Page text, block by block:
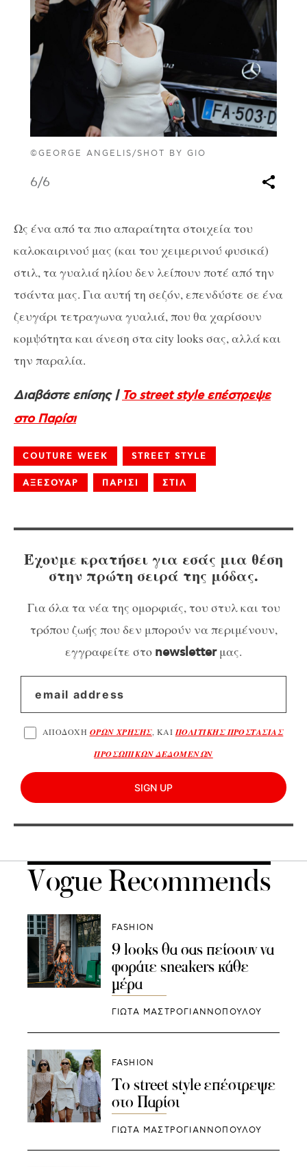
©GEORGE ANGELIS/SHOT BY GIO
6/6
Ως ένα από τα πιο απαραίτητα στοιχεία του
καλοκαιρινού μας (και του χειμερινού φυσικά)
στιλ, τα γυαλιά ηλίου δεν λείπουν ποτέ από την
τσάντα μας. Για αυτή τη σεζόν, επενδύστε σε ένα
ζευγάρι τετραγωνα γυαλιά, που θα χαρίσουν
κομψότητα και άνεση στα city looks σας, αλλά και
την παραλία.
Διαβάστε επίσης | To street style επέστρεψε
στο Παρίσι
COUTURE WEEK STREET STYLE
ΑΞΕΣΟΥΑΡ ΠΑΡΙΣΙ ΣΤΙΛ
Έχουμε κρατήσει για εσάς μια θέση
στην πρώτη σειρά της μόδας.
Για όλα τα νέα της ομορφιάς, του στυλ και του
τρόπου ζωής που δεν μπορούν να περιμένουν,
εγγραφείτε στο newsletterμας.
ΑΠΟΔΟΧΗ ΟΡΩΝ ΧΡΗΣΗΣ, ΚΑΙ ΠΟΛΙΤΙΚΗΣ ΠΡΟΣΤΑΣΙΑΣ
ΠΡΟΣΩΠΙΚΩΝ ΔΕΔΟΜΕΝΩΝ
SIGN UP
Vogue Recommends
FASHION
9 looks θα σας πείσουν να
φοράτε sneakers κάθε
μέρα
ΓΙΩΤΑ ΜΑΣΤΡΟΓΙΑΝΝΟΠΟΥΛΟΥ
FASHION
To street style επέστρεψε
στο Παρίσι
ΓΙΩΤΑ ΜΑΣΤΡΟΓΙΑΝΝΟΠΟΥΛΟΥ